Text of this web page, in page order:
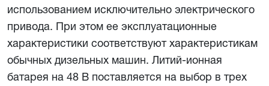
использованием исключительно электрического
привода. При этом ее эксплуатационные
характеристики соответствуют характеристикам
обычных дизельных машин. Литий-ионная
батарея на 48 В поставляется на выбор в трех